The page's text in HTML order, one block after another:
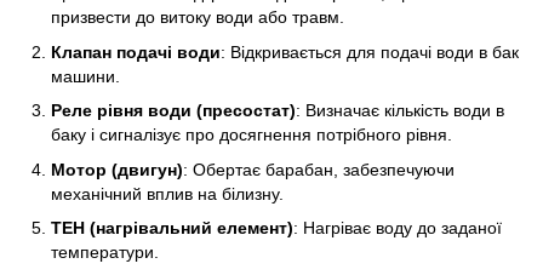
призвести до витоку води або травм.
Клапан подачі води: Відкривається для подачі води в бак
машини.
Реле рівня води (пресостат): Визначає кількість води в
баку і сигналізує про досягнення потрібного рівня.
Мотор (двигун): Обертає барабан, забезпечуючи
механічний вплив на білизну.
ТЕН (нагрівальний елемент): Нагріває воду до заданої
температури.